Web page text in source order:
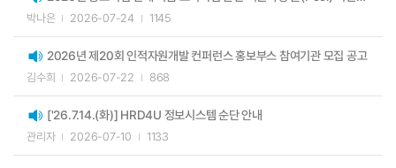
박나은 2026-07-24 1145
2026년 제20회 인적자원개발 컨퍼런스 홍보부스 참여기관 모집 공고
김수희 2026-07-22 868
['26.7.14.(화)] HRD4U 정보시스템 순단 안내
관리자 2026-07-10 1133